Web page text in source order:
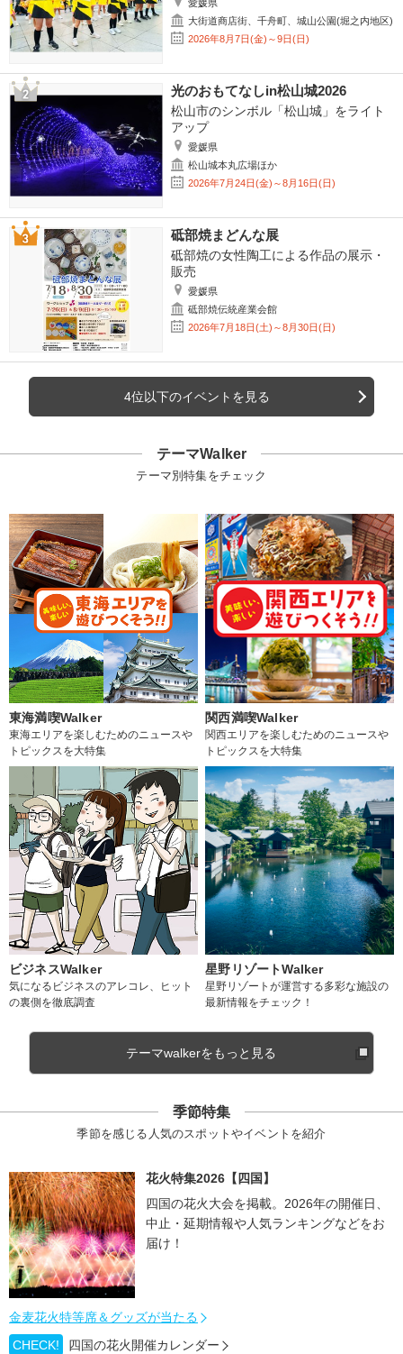
愛媛県
大街道商店街、千舟町、城山公園(堀之内地区)
2026年8月7日(金)～9日(日)
光のおもてなしin松山城2026
松山市のシンボル「松山城」をライト
アップ
愛媛県
松山城本丸広場ほか
2026年7月24日(金)～8月16日(日)
砥部焼まどんな展
砥部焼の女性陶工による作品の展示・
販売
愛媛県
砥部焼伝統産業会館
2026年7月18日(土)～8月30日(日)
4位以下のイベントを見る
テーマWalker
テーマ別特集をチェック
東海満喫Walker
東海エリアを楽しむためのニュースや
トピックスを大特集
関西満喫Walker
関西エリアを楽しむためのニュースや
トピックスを大特集
ビジネスWalker
気になるビジネスのアレコレ、ヒット
の裏側を徹底調査
星野リゾートWalker
星野リゾートが運営する多彩な施設の
最新情報をチェック！
テーマwalkerをもっと見る
季節特集
季節を感じる人気のスポットやイベントを紹介
花火特集2026【四国】
四国の花火大会を掲載。2026年の開催日、
中止・延期情報や人気ランキングなどをお
届け！
金麦花火特等席＆グッズが当たる
CHECK!
四国の花火開催カレンダー